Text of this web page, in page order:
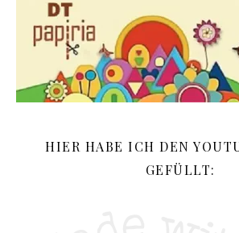
HIER HABE ICH DEN
GEFÜLLT: